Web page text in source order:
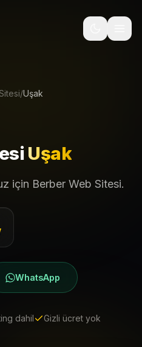
/Uşak
Uşak
için Berber Web Sitesi.
WhatsApp
dahil Gizli ücret yok